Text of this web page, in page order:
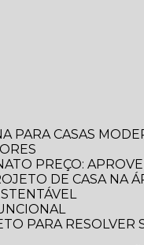
PARA CASAS
PREÇO:
DE CASA NA